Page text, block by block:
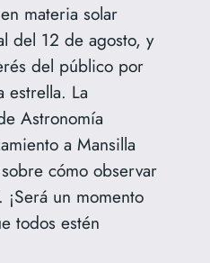
materia solar
del 12 de agosto, y
del público por
estrella. La
Astronomía
a Mansilla
cómo observar
un momento
todos estén